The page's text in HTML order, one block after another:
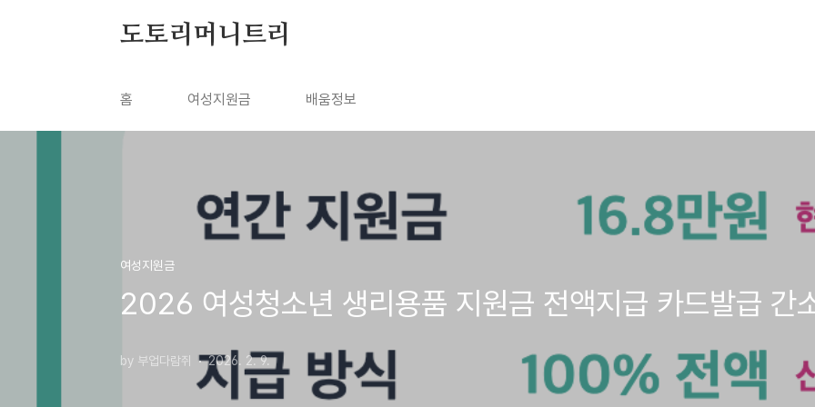
도토리머니트리
홈 여성지원금 배움정보
여성지원금
2026 여성청소년 생리용품 지원금 전액지급 카드발급 간
by 부업다람쥐 2026. 2. 9.